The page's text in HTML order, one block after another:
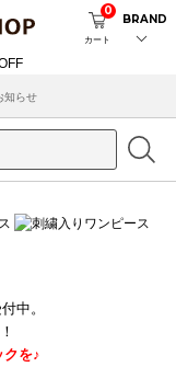
カート
0
BRAND
知らせ
て
中。
クを♪